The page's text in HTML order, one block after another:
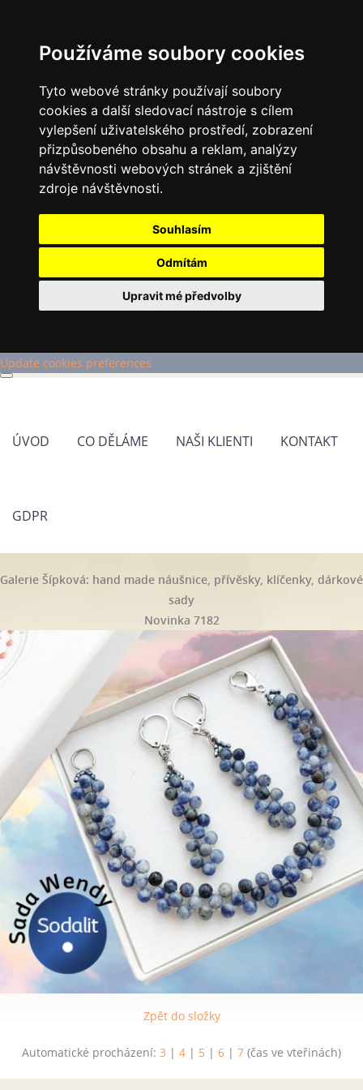
Používáme soubory cookies
Tyto webové stránky používají soubory
cookies a další sledovací nástroje s cílem
vylepšení uživatelského prostředí, zobrazení
přizpůsobeného obsahu a reklam, analýzy
návštěvnosti webových stránek a zjištění
zdroje návštěvnosti.
Souhlasím
Odmítám
Upravit mé předvolby
Update cookies preferences
ÚVOD CO DĚLÁME NAŠI KLIENTI KONTAKT
GDPR
Galerie Šípková: hand made náušnice, přívěsky, klíčenky, dárkové
sady
Novinka 7182
Zpět do složky
Automatické procházení: 3 | 4 | 5 | 6 | 7 (čas ve vteřinách)